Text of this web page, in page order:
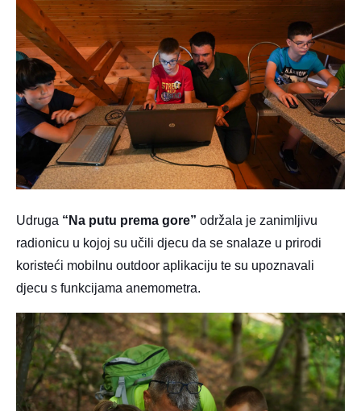
Udruga “Na putu prema gore” održala je zanimljivu
radionicu u kojoj su učili djecu da se snalaze u prirodi
koristeći mobilnu outdoor aplikaciju te su upoznavali
djecu s funkcijama anemometra.